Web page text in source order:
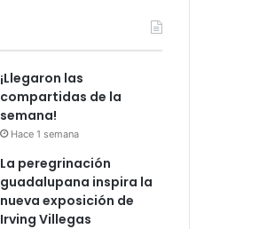
¡Llegaron las
compartidas de la
semana!
Hace 1 semana
La peregrinación
guadalupana inspira la
nueva exposición de
Irving Villegas